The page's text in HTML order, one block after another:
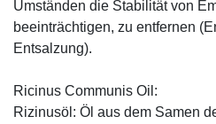
Umständen die Stabilität von
beeinträchtigen, zu entfernen
Entsalzung).
Ricinus Communis Oil:
Rizinusöl: Öl aus dem Samen